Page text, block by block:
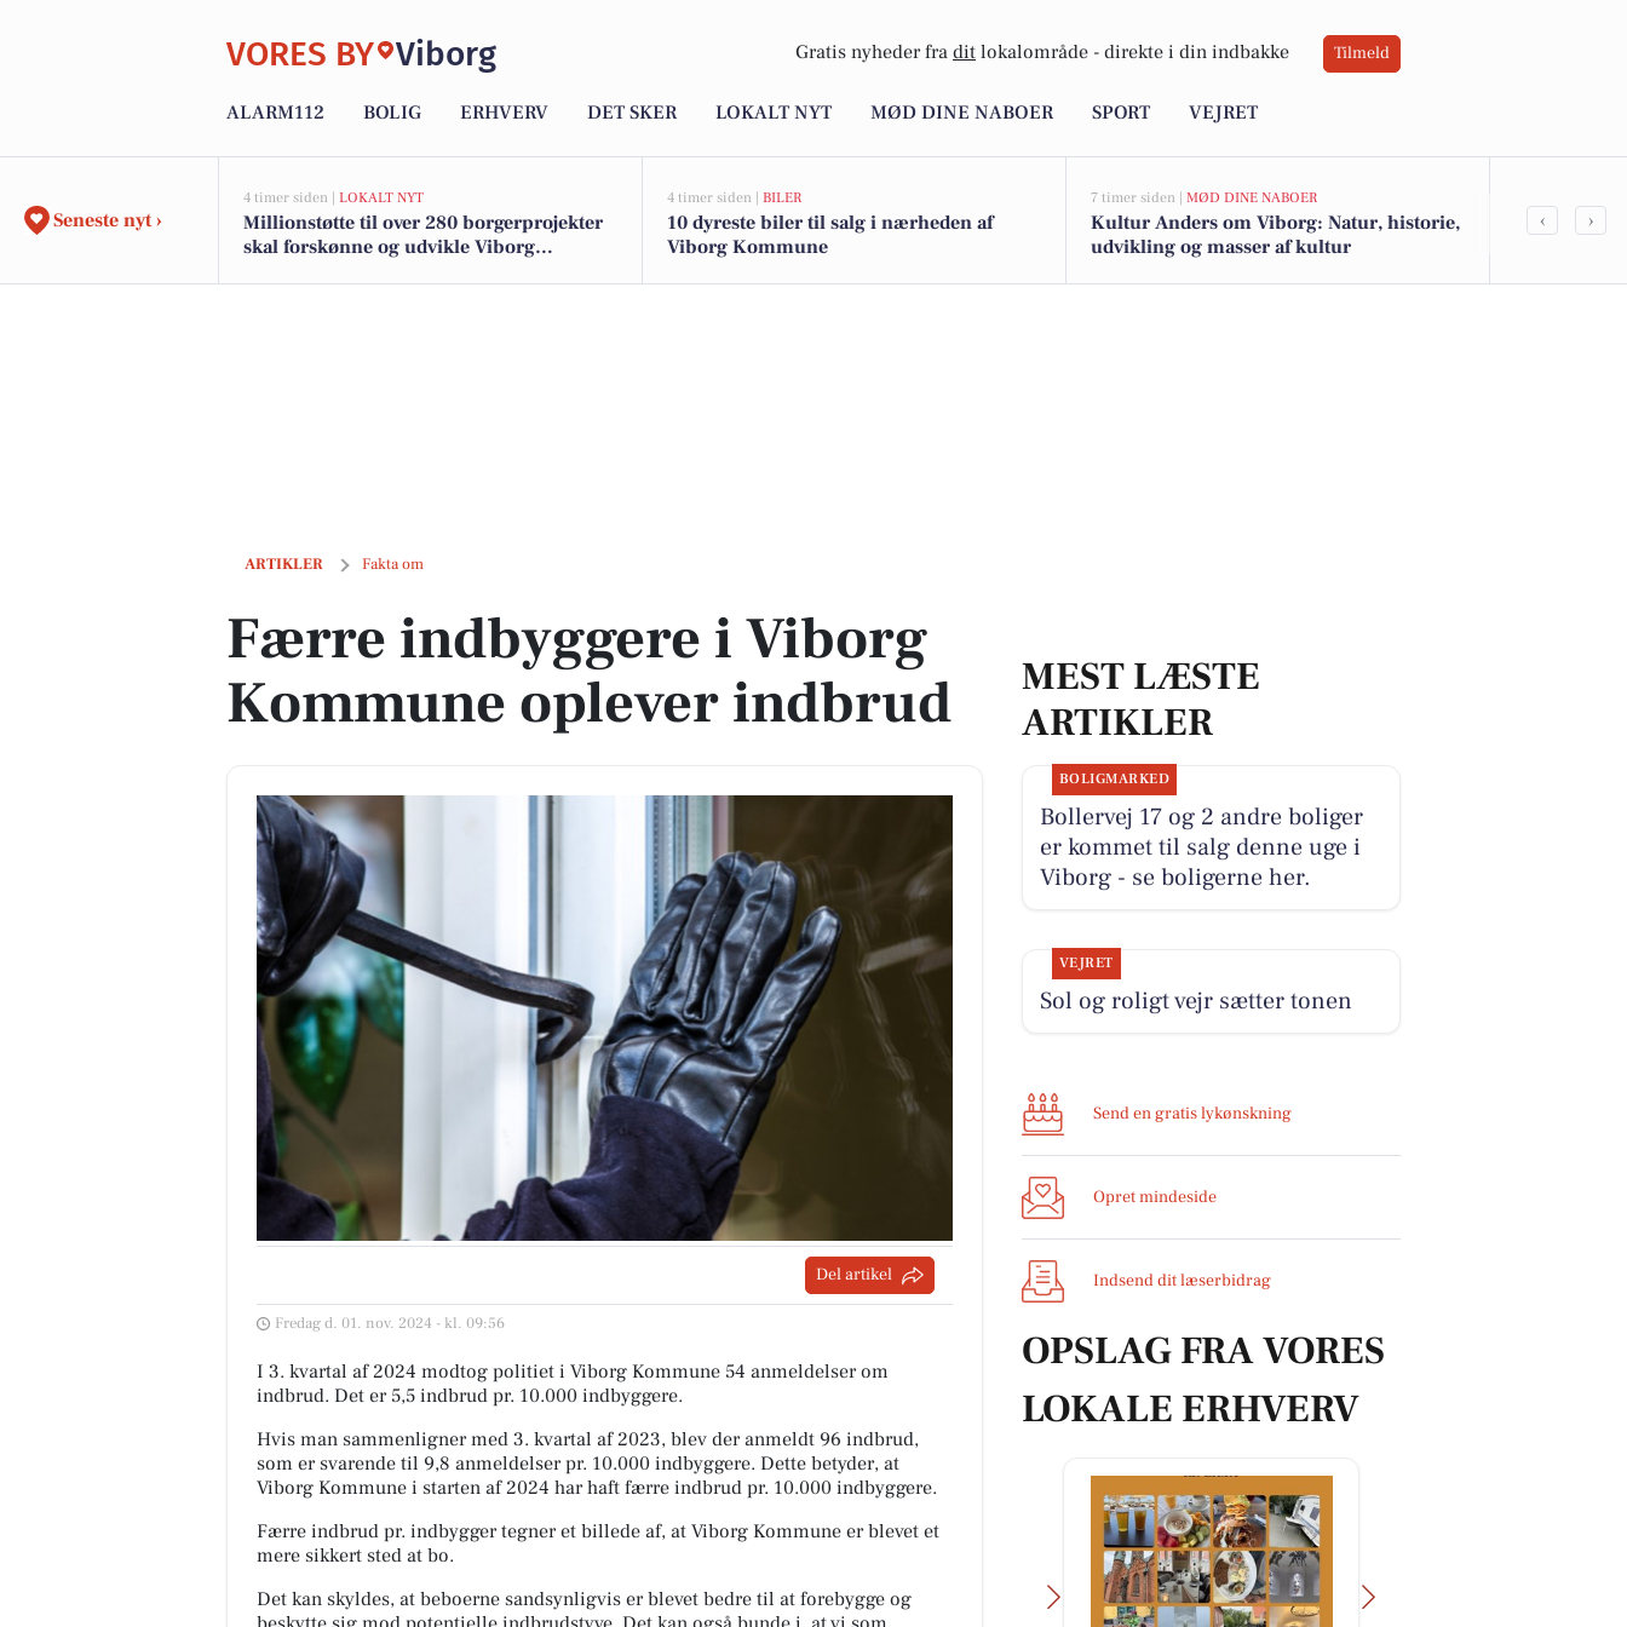
VORES BY Viborg Gratis nyheder fra dit lokalområde - direkte i din indbakke Tilmeld
ALARM112 BOLIG ERHVERV DET SKER LOKALT NYT MØD DINE NABOER SPORT VEJRET
Seneste nyt ›
4 timer siden | LOKALT NYT
Millionstøtte til over 280 borgerprojekter
skal forskønne og udvikle Viborg
4 timer siden | BILER
10 dyreste biler til salg i nærheden af
Viborg Kommune
7 timer siden | MØD DINE NABOER
Kultur Anders om Viborg: Natur, historie,
udvikling og masser af kultur
Savner du
‹ ›
ARTIKLER Fakta om
Færre indbyggere i Viborg Kommune oplever indbrud
Færre indbyggere i Viborg
Kommune oplever indbrud
Del artikel
Fredag d. 01. nov. 2024 - kl. 09:56
I 3. kvartal af 2024 modtog politiet i Viborg Kommune 54 anmeldelser om
indbrud. Det er 5,5 indbrud pr. 10.000 indbyggere.
Hvis man sammenligner med 3. kvartal af 2023, blev der anmeldt 96 indbrud,
som er svarende til 9,8 anmeldelser pr. 10.000 indbyggere. Dette betyder, at
Viborg Kommune i starten af 2024 har haft færre indbrud pr. 10.000 indbyggere.
Færre indbrud pr. indbygger tegner et billede af, at Viborg Kommune er blevet et
mere sikkert sted at bo.
Det kan skyldes, at beboerne sandsynligvis er blevet bedre til at forebygge og
MEST LÆSTE
ARTIKLER
BOLIGMARKED
Bollervej 17 og 2 andre boliger
er kommet til salg denne uge i
Viborg - se boligerne her.
VEJRET
Sol og roligt vejr sætter tonen
Send en gratis lykønskning
Opret mindeside
Indsend dit læserbidrag
OPSLAG FRA VORES
LOKALE ERHVERV